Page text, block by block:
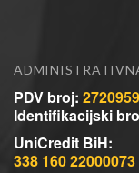
PDV broj:
Identifikacijski
UniCredit BiH:
338 160 22000073